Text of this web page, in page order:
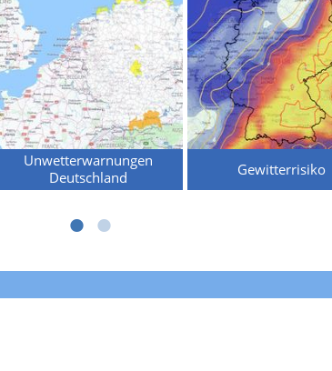
Unwetterwarnungen
Deutschland
Gewitterrisiko